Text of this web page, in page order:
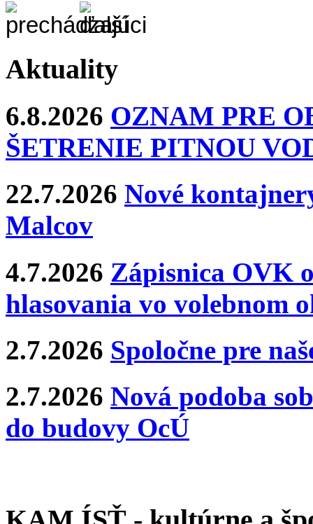
Aktuality
6.8.2026 OZNAM PRE
ŠETRENIE PITNOU
22.7.2026 Nové
Malcov
4.7.2026 Zápisnica OVK
hlasovania vo volebnom
2.7.2026 Spoločne pre
2.7.2026 Nová podoba
do budovy OcÚ